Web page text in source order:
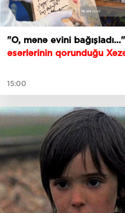
"O, mənə evini bağışladı..."
əsərlərinin qorunduğu
15:00